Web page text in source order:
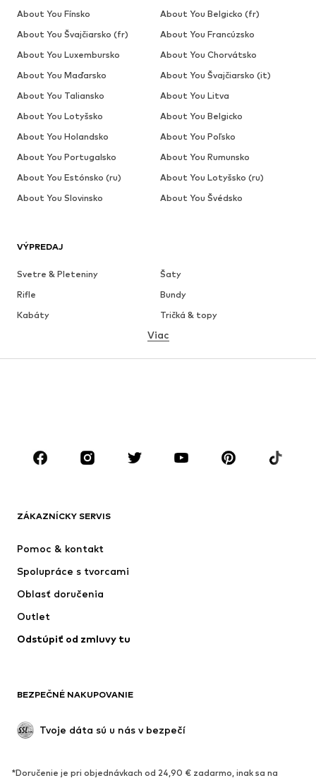
VÝPREDAJ
Svetre & Pleteniny
Šaty
Rifle
Bundy
Kabáty
Tričká & topy
Bielizeň
Sukne
Blúzky & tuniky
Doplnky
Premium
Nové
Bundy
Bielizeň
Kabáty
Plavky
Upcyklácia
Viac
ZÁKAZNÍCKY SERVIS
Pomoc & kontakt
Spolupráce s tvorcami
Oblasť doručenia
Outlet
Odstúpiť od zmluvy tu
BEZPEČNÉ NAKUPOVANIE
Tvoje dáta sú u nás v bezpečí
*Doručenie je pri objednávkach od 24,90 € zadarmo, inak sa na
About You Fínsko
About You Belgicko (fr)
About You Švajčiarsko (fr)
About You Francúzsko
About You Luxembursko
About You Chorvátsko
About You Maďarsko
About You Švajčiarsko (it)
About You Taliansko
About You Litva
About You Lotyšsko
About You Belgicko
About You Holandsko
About You Poľsko
About You Portugalsko
About You Rumunsko
About You Estónsko (ru)
About You Lotyšsko (ru)
About You Slovinsko
About You Švédsko